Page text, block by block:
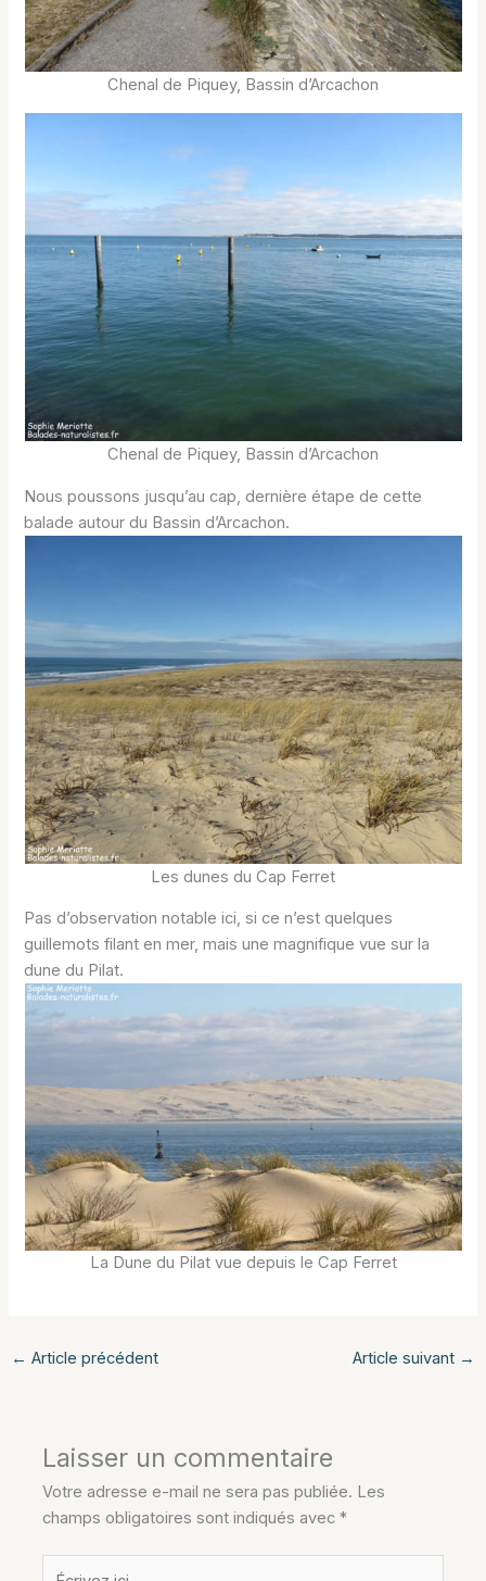
Chenal de Piquey, Bassin d’Arcachon
Chenal de Piquey, Bassin d’Arcachon
Nous poussons jusqu’au cap, dernière étape de cette
balade autour du Bassin d’Arcachon.
Les dunes du Cap Ferret
Pas d’observation notable ici, si ce n’est quelques
guillemots filant en mer, mais une magnifique vue sur la
dune du Pilat.
La Dune du Pilat vue depuis le Cap Ferret
← Article précédent Article suivant →
Laisser un commentaire
Votre adresse e-mail ne sera pas publiée. Les
champs obligatoires sont indiqués avec*
Écrivez